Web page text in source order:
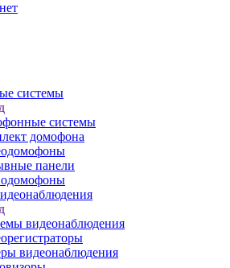
системы
системы
домофона
панели
видеонаблюдения
видеонаблюдения